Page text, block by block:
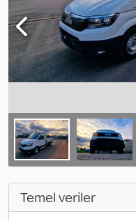
Temel veriler